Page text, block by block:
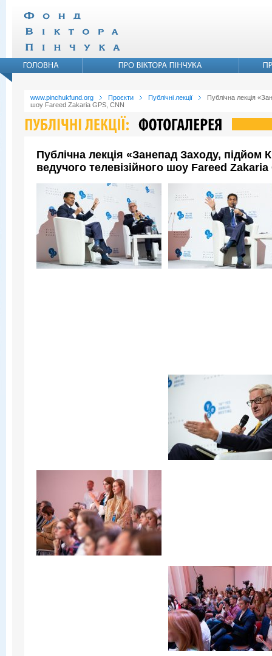
www.pinchukfund.org Проєкти Публічні лекції
Публічна лекція
шоу Fareed Zakaria GPS, CNN
Публічна лекція «Занепад Заходу, підйом
ведучого телевізійного шоу Fareed Zakaria